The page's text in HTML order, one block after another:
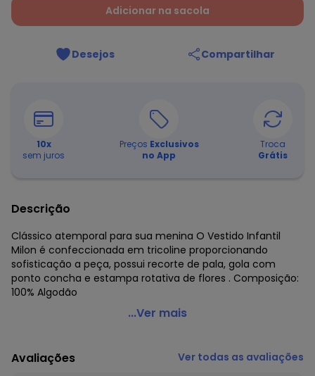
Adicionar na sacola
Desejos Compartilhar
10x
sem juros
Preços Exclusivos
no App
Troca
Grátis
Descrição
Clássico atemporal para sua menina O Vestido Infantil
Milon é confeccionada em tricoline proporcionando
sofisticação a peça, possui recorte de pala, gola com
ponto concha e estampa rotativa de flores . Composição:
100% Algodão
Milon - Vestido Infantil Menina Estampa Azul
Modelagem: Ampla
Comprimento da manga: Longa
...Ver mais
Avaliações Ver todas as avaliações